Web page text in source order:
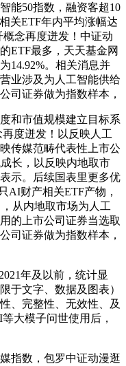
能50指数，融资客超10
关ETF年内平均涨幅达
概念再度迸发！中证动
ETF最多，天天基金网
14.92%。相关消息并
业涉及为人工智能供给
司证券做为指数样本，
市值规模建立目标系
度迸发！以反映人工
传媒范畴代表性上市公
长，以反映内地取市
示。后续国表里更多优
AI财产相关ETF产物，
从内地取市场为人工
的上市公司证券当选取
司证券做为指数样本，
年及以前，统计显
于文字、数据及图表）
、完整性、无效性、及
大模子问世使用后，
数，包罗中证动漫逛